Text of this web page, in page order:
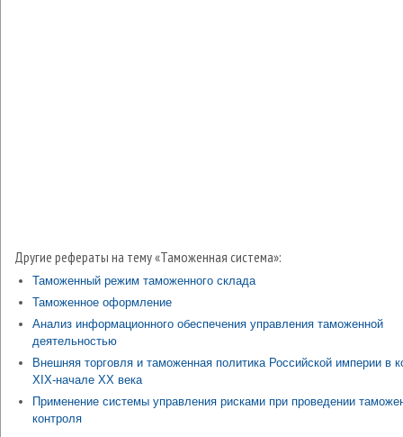
Другие рефераты на тему «Таможенная система»:
Таможенный режим таможенного склада
Таможенное оформление
Анализ информационного обеспечения управления таможенной
деятельностью
Внешняя торговля и таможенная политика Российской империи в
XIX-начале XX века
Применение системы управления рисками при проведении
контроля